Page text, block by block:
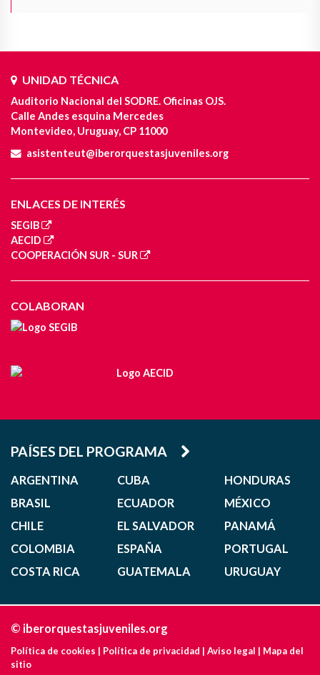
UNIDAD TÉCNICA
Auditorio Nacional del SODRE. Oficinas OJS.
Calle Andes esquina Mercedes
Montevideo, Uruguay, CP 11000
asistenteut@iberorquestasjuveniles.org
ENLACES DE INTERÉS
SEGIB
AECID
COOPERACIÓN SUR - SUR
COLABORAN
PAÍSES DEL PROGRAMA
ARGENTINA
BRASIL
CHILE
COLOMBIA
COSTA RICA
CUBA
ECUADOR
EL SALVADOR
ESPAÑA
GUATEMALA
HONDURAS
MÉXICO
PANAMÁ
PORTUGAL
URUGUAY
© iberorquestasjuveniles.org
Política de cookies | Política de privacidad | Aviso legal | Mapa del
sitio